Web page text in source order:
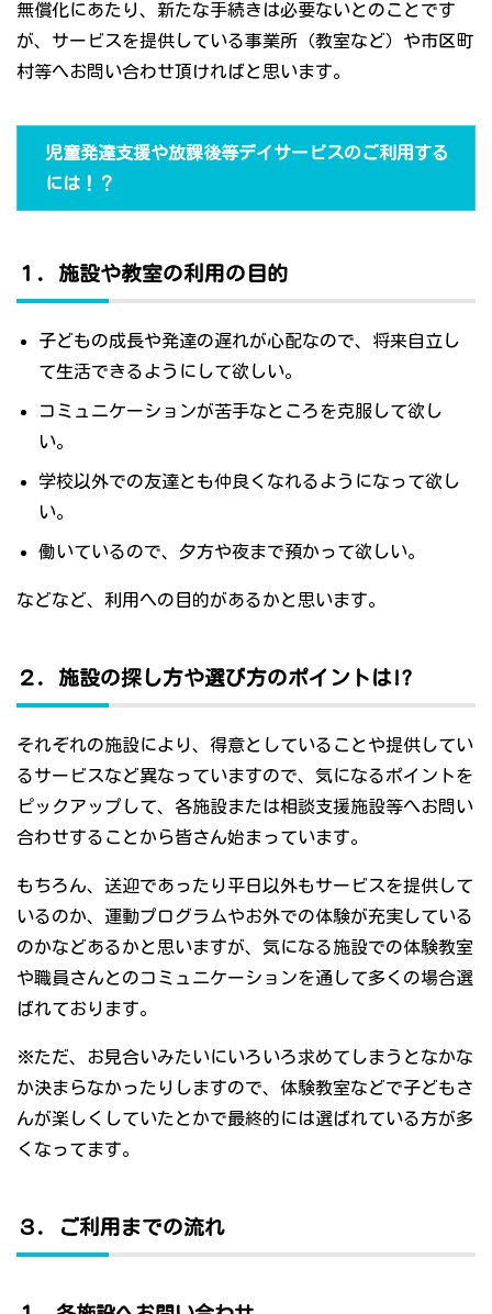
無償化にあたり、新たな手続きは必要ないとのことです
が、サービスを提供している事業所（教室など）や市区町
村等へお問い合わせ頂ければと思います。
児童発達支援や放課後等デイサービスのご利用する
には！？
１．施設や教室の利用の目的
子どもの成長や発達の遅れが心配なので、将来自立し
て生活できるようにして欲しい。
コミュニケーションが苦手なところを克服して欲し
い。
学校以外での友達とも仲良くなれるようになって欲し
い。
働いているので、夕方や夜まで預かって欲しい。
などなど、利用への目的があるかと思います。
２．施設の探し方や選び方のポイントは!?
それぞれの施設により、得意としていることや提供してい
るサービスなど異なっていますので、気になるポイントを
ピックアップして、各施設または相談支援施設等へお問い
合わせすることから皆さん始まっています。
もちろん、送迎であったり平日以外もサービスを提供して
いるのか、運動プログラムやお外での体験が充実している
のかなどあるかと思いますが、気になる施設での体験教室
や職員さんとのコミュニケーションを通して多くの場合選
ばれております。
※ただ、お見合いみたいにいろいろ求めてしまうとなかな
か決まらなかったりしますので、体験教室などで子どもさ
んが楽しくしていたとかで最終的には選ばれている方が多
くなってます。
３．ご利用までの流れ